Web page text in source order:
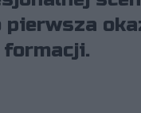
pierwsza
formacji.